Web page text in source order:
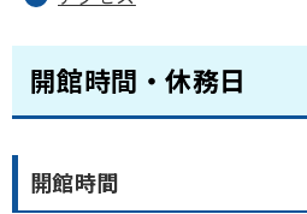
開館時間・休務日
開館時間